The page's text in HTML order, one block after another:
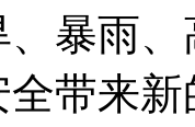
暴雨
带来